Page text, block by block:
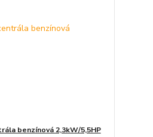
benzínová 2,3kW/5,5HP